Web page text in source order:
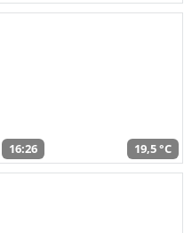
16:26 19,5 °C